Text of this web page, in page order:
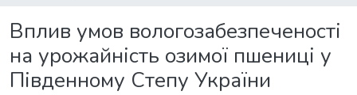
Вплив умов вологозабезпеченості
на урожайність озимої пшениці у
Південному Степу України